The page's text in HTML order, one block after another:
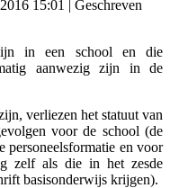
15:01 | Geschreven
in een school en die
aanwezig zijn in de
verliezen het statuut van
voor de school (de
personeelsformatie en voor
zelf als die in het zesde
basisonderwijs krijgen).